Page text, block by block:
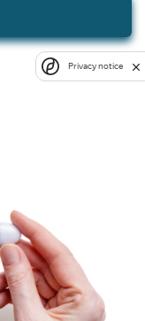
Privacy notice